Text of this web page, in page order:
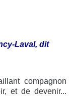
Laval, dit
compagnon
et de devenir...